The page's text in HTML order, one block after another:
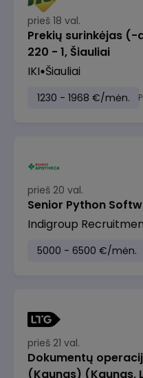
prieš 18 val.
Prekių surinkėjas (-
220 - 1, Šiauliai
IKI Šiauliai
1230 - 1968 €/mėn.
prieš 20 val.
Senior Python
Indigroup
5000 - 6500 €/mėn.
prieš 21 val.
Dokumentų
(Kaunas) (Kaunas,